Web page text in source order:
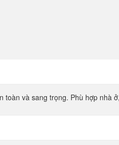
và sang trọng. Phù hợp nhà